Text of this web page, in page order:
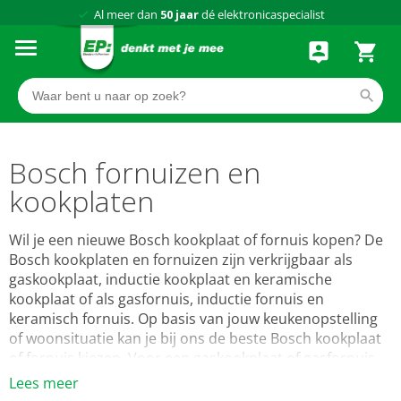
Al meer dan 50 jaardé elektronicaspecialist
Bosch fornuizen en
kookplaten
Wil je een nieuwe Bosch kookplaat of fornuis kopen? De
Bosch kookplaten en fornuizen zijn verkrijgbaar als
gaskookplaat, inductie kookplaat en keramische
kookplaat of als gasfornuis, inductie fornuis en
keramisch fornuis. Op basis van jouw keukenopstelling
of woonsituatie kan je bij ons de beste Bosch kookplaat
of fornuis kiezen. Voor een gaskookplaat of gasfornuis
heb je natuurlijk wel een gasaansluiting nodig in je
Lees meer